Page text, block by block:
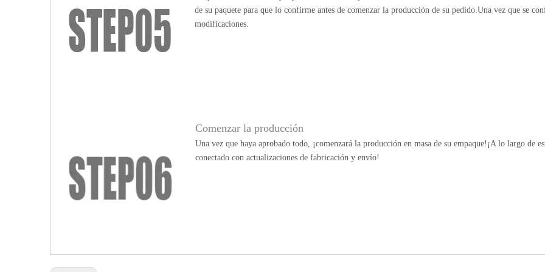
de su paquete para que lo confirme antes de comenzar la producción de su pedido.Una vez que se
modificaciones.
Comenzar la producción
Una vez que haya aprobado todo, ¡comenzará la producción en masa de su empaque!¡A lo largo de
conectado con actualizaciones de fabricación y envío!